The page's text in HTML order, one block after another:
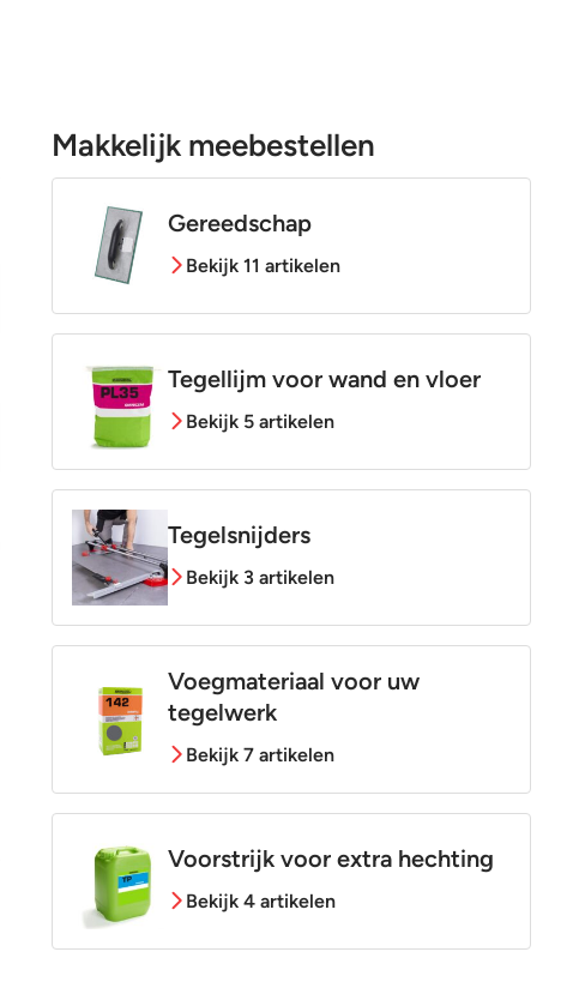
Makkelijk meebestellen
Gereedschap
Bekijk 11 artikelen
Tegellijm voor wand en vloer
Bekijk 5 artikelen
Tegelsnijders
Bekijk 3 artikelen
Voegmateriaal voor uw
tegelwerk
Bekijk 7 artikelen
Voorstrijk voor extra hechting
Bekijk 4 artikelen